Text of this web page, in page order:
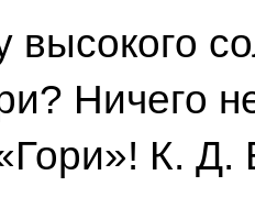
высокого
Ничего
К. Д.